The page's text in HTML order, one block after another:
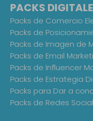
PACKS
Packs de Comercio
Packs de
Packs de Imagen de
Packs de Email
Packs de Influencer
Packs de Estrategia
Packs para Dar a
Packs de Redes